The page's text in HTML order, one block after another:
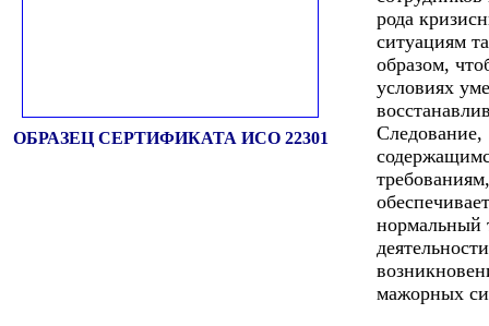
ОБРАЗЕЦ СЕРТИФИКАТА ИСО 22301
рода
ситуациям
образом,
условиях
Следование,
требованиям,
обеспечивает
нормальный
мажорных